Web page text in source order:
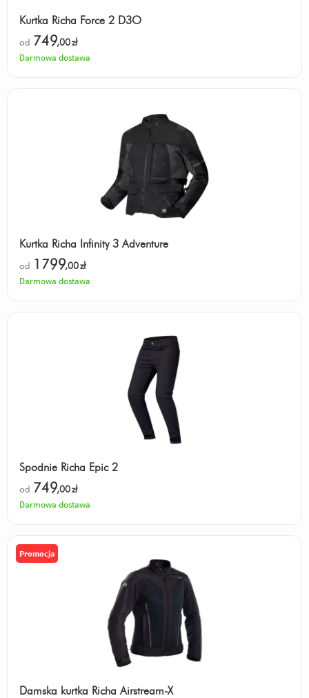
Kurtka Richa Force 2 D3O
od 749,00zł
Darmowa dostawa
Kurtka Richa Infinity 3 Adventure
od 1799,00zł
Darmowa dostawa
Spodnie Richa Epic 2
od 749,00zł
Darmowa dostawa
Promocja
Damska kurtka Richa Airstream-X